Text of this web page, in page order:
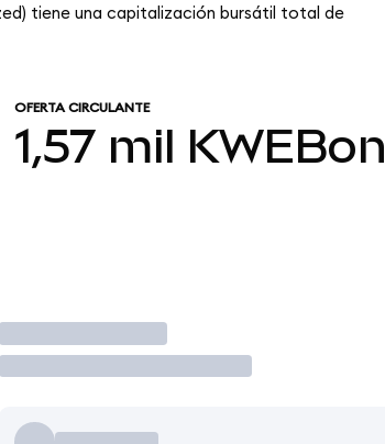
tiene una capitalización bursátil total de
OFERTA CIRCULANTE
1,57 mil KWEBon
Operar